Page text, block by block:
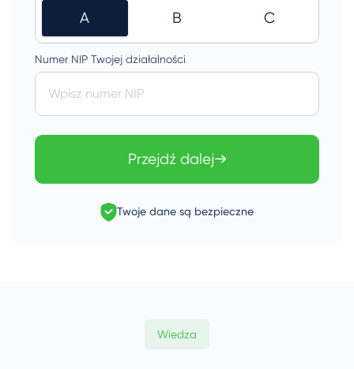
A B C
Numer NIP Twojej działalności
Wpisz numer NIP
Przejdź dalej
Twoje dane są bezpieczne
Wiedza